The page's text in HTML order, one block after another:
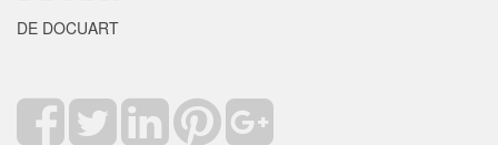
DE DOCUART